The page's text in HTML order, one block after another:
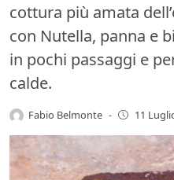
cottura più amata
con Nutella, panna e
in pochi passaggi e
calde.
Fabio Belmonte - 11